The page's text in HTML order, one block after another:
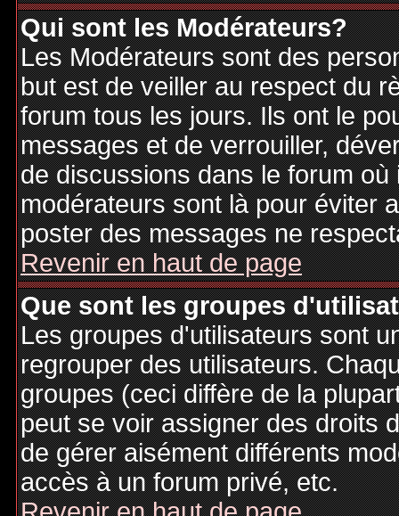
Qui sont les Modérateurs?
Les Modérateurs sont des
but est de veiller au respect du
forum tous les jours. Ils ont le
messages et de verrouiller,
de discussions dans le forum
modérateurs sont là pour éviter
poster des messages ne
Revenir en haut de page
Que sont les groupes
Les groupes d'utilisateurs sont
regrouper des utilisateurs.
groupes (ceci diffère de la
peut se voir assigner des droits
de gérer aisément différents
accès à un forum privé, etc.